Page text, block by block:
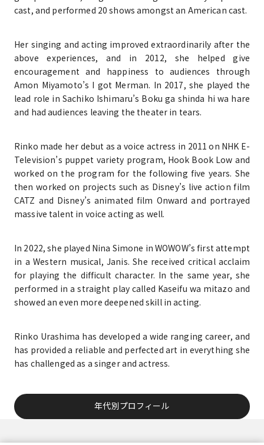
cast, and performed 20 shows amongst an American cast.
Her singing and acting improved extraordinarily after the
above experiences, and in 2012, she helped give
encouragement and happiness to audiences through
Amon Miyamoto’s I got Merman. In 2017, she played the
lead role in Sachiko Ishimaru’s Boku ga shinda hi wa hare
and had audiences leaving the theater in tears.
Rinko made her debut as a voice actress in 2011 on NHK E-
Television’s puppet variety program, Hook Book Low and
worked on the program for the following five years. She
then worked on projects such as Disney’s live action film
CATZ and Disney’s animated film Onward and portrayed
massive talent in voice acting as well.
In 2022, she played Nina Simone in WOWOW’s first attempt
in a Western musical, Janis. She received critical acclaim
for playing the difficult character. In the same year, she
performed in a straight play called Kaseifu wa mitazo and
showed an even more deepened skill in acting.
Rinko Urashima has developed a wide ranging career, and
has provided a reliable and perfected art in everything she
has challenged as a singer and actress.
年代別プロフィール